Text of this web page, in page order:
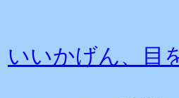
いいかげん、